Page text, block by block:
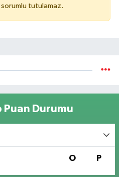
tutulamaz.
Puan Durumu
O P